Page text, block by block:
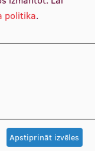
politika.
Apstiprināt izvēles